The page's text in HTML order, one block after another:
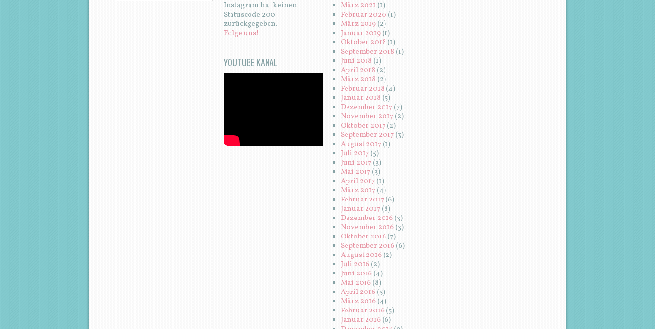
Instagram hat keinen
Statuscode 200
zurückgegeben.
Folge uns!
YOUTUBE KANAL
März 2021 (1)
Februar 2020 (1)
März 2019(2)
Januar 2019(1)
Oktober 2018 (1)
September 2018 (1)
Juni 2018 (1)
April 2018 (2)
März 2018 (2)
Februar 2018 (4)
Januar 2018 (5)
Dezember 2017(7)
November 2017(2)
Oktober 2017(2)
September 2017(3)
August 2017(1)
Juli 2017(5)
Juni 2017(3)
Mai 2017(3)
April 2017(1)
März 2017(4)
Februar 2017(6)
Januar 2017(8)
Dezember 2016(3)
November 2016(3)
Oktober 2016(7)
September 2016(6)
August 2016(2)
Juli 2016(2)
Juni 2016(4)
Mai 2016(8)
April 2016(5)
März 2016(4)
Februar 2016(5)
Januar 2016(6)